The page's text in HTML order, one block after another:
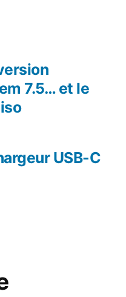
:USB-C
:
7.5… et le